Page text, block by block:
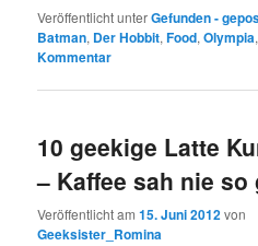
Veröffentlicht unterGefunden -
Batman, Der Hobbit,Food,Olympia
Kommentar
10 geekige Latte
– Kaffee sah nie so
Veröffentlicht am15. Juni 2012von
Geeksister_Romina